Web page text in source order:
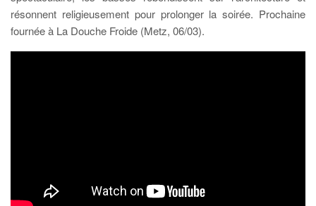
résonnent religieusement pour prolonger la soirée. Prochaine
fournée à La Douche Froide (Metz, 06/03).